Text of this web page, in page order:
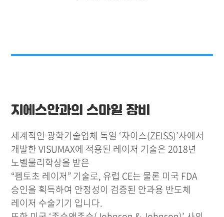
지에스안과의 스마일 장비
세계적인 광학기술업체 독일 ‘자이스(ZEISS)’사에서
개발한 VISUMAX에 적용된 레이저 기술은 2018년
노벨물리학상을 받은
“펨토초 레이저” 기술로, 유럽 CE는 물론 미국 FDA
승인을 획득하여 안정성이 검증된 안과용 반도체
레이저 수술기기 입니다.